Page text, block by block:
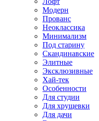
Модерн
Прованс
Неоклассика
Минимализм
Под старину
Скандинавские
Элитные
Эксклюзивные
Хай-тек
Особенности
Для студии
Для хрущевки
Для дачи